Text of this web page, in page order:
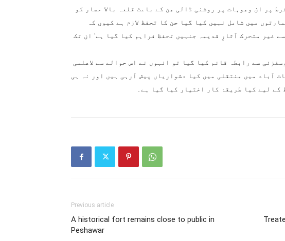
پر ان وجوہات پر روشنی ڈالی جن کے باعث قلعہ بالا حصار کو
میں شامل نہیں کیا گیا جن کا تحفظ لازم ہے کیوں کہ
غیر متحرک آثارِ قدیمہ جنہیں تحفظ فراہم کیا گیا ہے‘ ان تک
سے رابطہ قائم کیا گیا تو انہوں نے اس حوالے سے لاعلمی
آباد میں منتقلی میں کیا دشواریاں پیش آرہی ہیں اور نہ ہی
کے لیے کیا طریقۂ کار اختیار کیا گیا ہے۔
Previous article
A historical fort remains close to public in
Peshawar